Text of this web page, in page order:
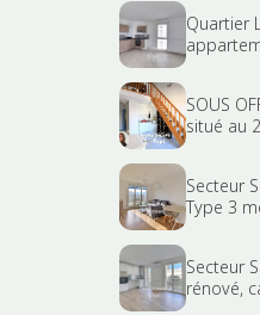
Quartier
SOUS
situé au
Secteur
Type 3
Secteur
rénové,